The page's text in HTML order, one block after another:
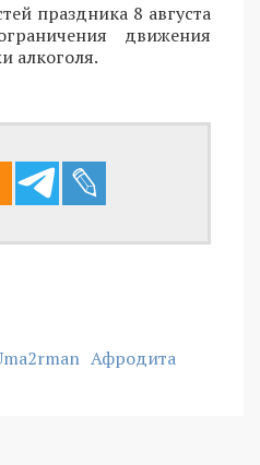
праздника 8 августа
движения
алкоголя.
Афродита